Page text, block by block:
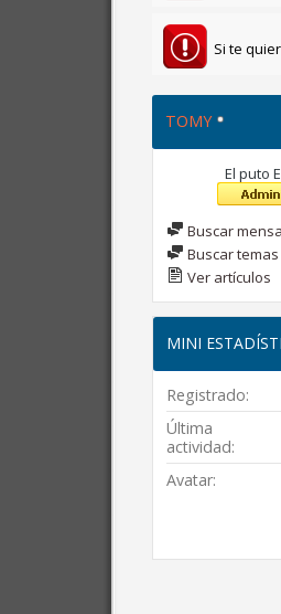
Si te
TOMY
El puto
Buscar
Buscar
Ver artículos
MINI
Registrado
Última
actividad
Avatar